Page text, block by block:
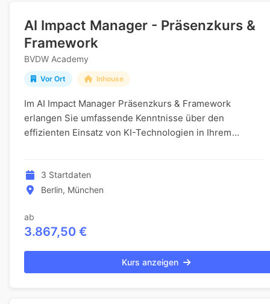
AI Impact Manager - Präsenzkurs &
Framework
BVDW Academy
Vor Ort Inhouse
Im AI Impact Manager Präsenzkurs & Framework
erlangen Sie umfassende Kenntnisse über den
effizienten Einsatz von KI-Technologien in Ihrem
3 Startdaten
Berlin, München
ab
3.867,50 €
Kurs anzeigen